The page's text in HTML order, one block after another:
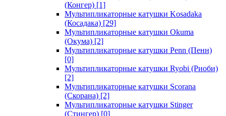
(Конгер) [1]
Мультипликаторные катушки Kosadaka
(Косадака) [29]
Мультипликаторные катушки Okuma
(Окума) [2]
Мультипликаторные катушки Penn (Пенн)
[0]
Мультипликаторные катушки Ryobi (Риоби)
[2]
Мультипликаторные катушки Scorana
(Скорана) [2]
Мультипликаторные катушки Stinger
(Стингер) [0]